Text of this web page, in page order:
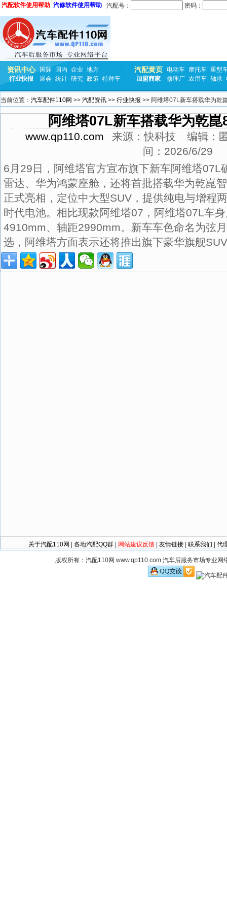
汽配软件使用帮助 汽修软件使用帮助 汽配号： 密码：
资讯中心 国际 国内 企业 地方
行业快报
展会 统计 研究 政策 特种车
汽配黄页 电动车 摩托车 重型
加盟商家
修理厂 农用车 轴承
当前位置： 汽车配件110网 >> 汽配资讯 >> 行业快报 >> 阿维塔07L新车搭载华为乾
阿维塔07L新车搭载华为乾
www.qp110.com 来源：快科技 编辑：
间： 2026/6/29
6月29日，阿维塔官方宣布旗下新车阿维塔07L
雷达、华为鸿蒙座舱，还将首批搭载华为乾崑
正式亮相，定位中大型SUV，提供纯电与增程
时代电池。相比现款阿维塔07，阿维塔07L车
4910mm、轴距2990mm。新车车色命名为弦
选，阿维塔方面表示还将推出旗下豪华旗舰
关于汽配110网 各地汽配QQ群 网站建议反馈 友情链接 联系我们 代
版权所有：汽配110网 www.qp110.com 汽车后服务市场专业